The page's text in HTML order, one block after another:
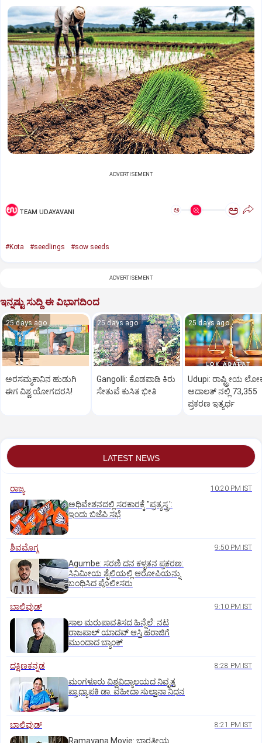
ADVERTISEMENT
TEAM UDAYAVANI ಅ ಅ
#Kota #seedlings #sow seeds
ADVERTISEMENT
ಇನ್ನಷ್ಟು ಸುದ್ದಿ ಈ ವಿಭಾಗದಿಂದ
25 days ago
ಅರಸಮ್ಮಕಾನಿನ ಹುಡುಗಿ
ಈಗ ವಿಶ್ವ ಯೋಗದರಸಿ!
25 days ago
Gangolli: ಕೊಡಪಾಡಿ ಕಿರು
ಸೇತುವೆ ಕುಸಿತ ಭೀತಿ
25 days ago
Udupi: ರಾಷ್ಟ್ರೀಯ
ಅದಾಲತ್‌ ನಲ್ಲಿ 73,355
ಪ್ರಕರಣ ಇತ್ಯರ್ಥ
LATEST NEWS
ರಾಜ್ಯ 10:20 PM IST
ಅಧಿವೇಶನದಲ್ಲಿ ಸರಕಾರಕ್ಕೆ "ಪ್ರತ್ಯಸ್ತ್ರ':
ಇಂದು ಬಿಜೆಪಿ ಸಭೆ
ಶಿವಮೊಗ್ಗ 9:50 PM IST
Agumbe: ಸರಣಿ ದನ ಕಳ್ಳತನ ಪ್ರಕರಣ:
ಸಿನಿಮೀಯ ಶೈಲಿಯಲ್ಲಿ ಆರೋಪಿಯನ್ನು
ಬಂಧಿಸಿದ ಪೊಲೀಸರು
ಬಾಲಿವುಡ್‌ 9:10 PM IST
ಸಾಲ ಮರುಪಾವತಿಸದ ಹಿನ್ನೆಲೆ: ನಟ
ರಾಜಪಾಲ್ ಯಾದವ್‌ ಆಸ್ತಿ ಹರಾಜಿಗೆ
ಮುಂದಾದ ಬ್ಯಾಂಕ್
ದಕ್ಷಿಣಕನ್ನಡ 8:28 PM IST
ಮಂಗಳೂರು ವಿಶ್ವವಿದ್ಯಾಲಯದ ನಿವೃತ್ತ
ಪ್ರಾಧ್ಯಾಪಕಿ ಡಾ. ವಹೀದಾ ಸುಲ್ತಾನಾ ನಿಧನ
ಬಾಲಿವುಡ್‌ 8:21 PM IST
Ramayana Movie: ಭಾರತೀಯ